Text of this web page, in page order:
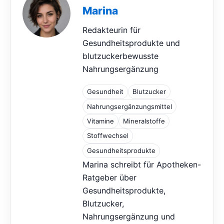
Marina
Redakteurin für
Gesundheitsprodukte und
blutzuckerbewusste
Nahrungsergänzung
Gesundheit
Blutzucker
Nahrungsergänzungsmittel
Vitamine
Mineralstoffe
Stoffwechsel
Gesundheitsprodukte
Marina schreibt für Apotheken-
Ratgeber über
Gesundheitsprodukte,
Blutzucker,
Nahrungsergänzung und